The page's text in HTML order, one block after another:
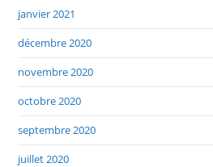
janvier 2021
décembre 2020
novembre 2020
octobre 2020
septembre 2020
juillet 2020